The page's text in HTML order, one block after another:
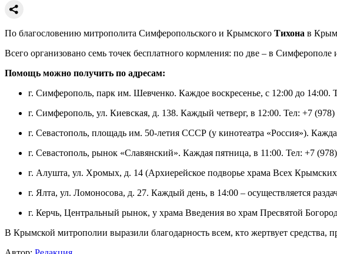
По благословению митрополита Симферопольского и Крымского Тихона в
Всего организовано семь точек бесплатного кормления: по две – в
Помощь можно получить по адресам:
г. Симферополь, парк им. Шевченко. Каждое воскресенье, с 12:00 до 14:00.
г. Симферополь, ул. Киевская, д. 138. Каждый четверг, в 12:00. Тел: +7 (978)
г. Севастополь, площадь им. 50-летия СССР (у кинотеатра «Россия»).
г. Севастополь, рынок «Славянский». Каждая пятница, в 11:00. Тел: +7
г. Алушта, ул. Хромых, д. 14 (Архиерейское подворье храма Всех
г. Ялта, ул. Ломоносова, д. 27. Каждый день, в 14:00 – осуществляется
г. Керчь, Центральный рынок, у храма Введения во храм Пресвятой
В Крымской митрополии выразили благодарность всем, кто жертвует